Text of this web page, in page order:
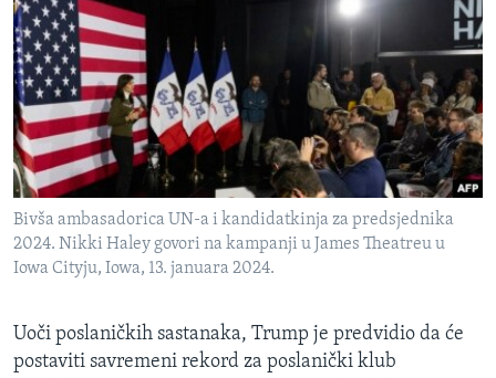
Bivša ambasadorica UN-a i kandidatkinja za predsjednika
2024. Nikki Haley govori na kampanji u James Theatreu u
Iowa Cityju, Iowa, 13. januara 2024.
Uoči poslaničkih sastanaka, Trump je predvidio da će
postaviti savremeni rekord za poslanički klub